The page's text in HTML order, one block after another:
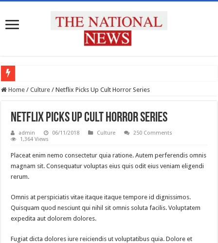
प्रदेश के सभी उच्च शिक्षण संस्थानों को राष्ट्रीय शिक्षा नीति के अनुरूप मॉडिफाई किया जाए : मुख्य
Home / Culture / Netflix Picks Up Cult Horror Series
Netflix Picks Up Cult Horror Series
admin 06/11/2018 Culture
250 Comments
1,364 Views
Placeat enim nemo consectetur quia ratione. Autem perferendis omnis
magnam sit. Consequatur voluptas eius quis odit eius veniam eligendi
rerum.
Omnis at perspiciatis vitae itaque itaque tempore id dignissimos.
Quisquam quod nesciunt qui nihil sit omnis soluta facilis. Voluptatem
expedita aut dolorem dolores.
Fugiat dicta dolores iure reiciendis ut voluptatibus quia. Dolore et